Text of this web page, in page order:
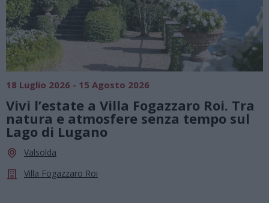
Summer Green Festival: fino al 23
agosto, musica e divertimento sotto
le stelle a Cassano Magnago